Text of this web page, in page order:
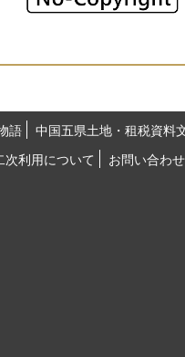
語
中国五県土地・租税資料
利用について
お問い合わせ